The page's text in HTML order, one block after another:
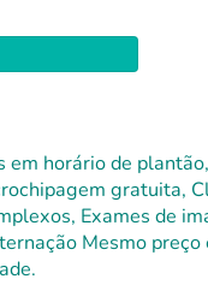
horário de
gratuita,
Exames de
Mesmo